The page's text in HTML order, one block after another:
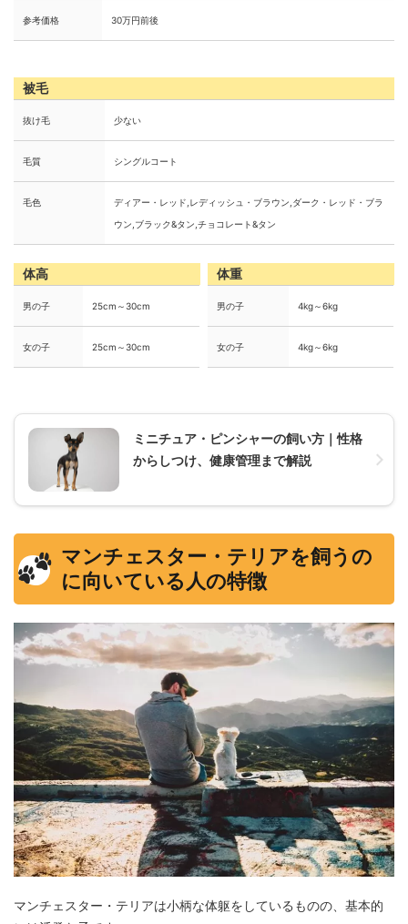
参考価格 30万円前後
被毛
抜け毛 少ない
毛質 シングルコート
毛色
ディアー・レッド,レディッシュ・ブラウン,ダーク・レッド・ブラ
ウン,ブラック&タン,チョコレート&タン
体高
男の子 25cm～30cm
女の子 25cm～30cm
体重
男の子 4kg～6kg
女の子 4kg～6kg
ミニチュア・ピンシャーの飼い方｜性格
からしつけ、健康管理まで解説
マンチェスター・テリアを飼うの
に向いている人の特徴
マンチェスター・テリアは小柄な体躯をしているものの、基本的